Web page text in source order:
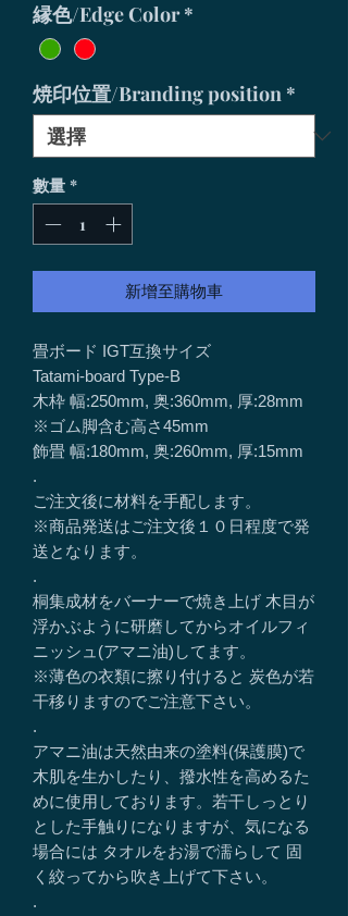
縁色/Edge Color *
焼印位置/Branding position *
數量 *
新增至購物車
畳ボード IGT互換サイズ
Tatami-board Type-B
木枠 幅:250mm, 奥:360mm, 厚:28mm
※ゴム脚含む高さ45mm
飾畳 幅:180mm, 奥:260mm, 厚:15mm
.
ご注文後に材料を手配します。
※商品発送はご注文後１０日程度で発
送となります。
.
桐集成材をバーナーで焼き上げ 木目が
浮かぶように研磨してからオイルフィ
ニッシュ(アマニ油)してます。
※薄色の衣類に擦り付けると 炭色が若
干移りますのでご注意下さい。
.
アマニ油は天然由来の塗料(保護膜)で
木肌を生かしたり、撥水性を高めるた
めに使用しております。若干しっとり
とした手触りになりますが、気になる
場合には タオルをお湯で濡らして 固
く絞ってから吹き上げて下さい。
.